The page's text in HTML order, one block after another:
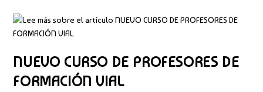
NUEVO CURSO DE PROFESORES DE
FORMACIÓN VIAL